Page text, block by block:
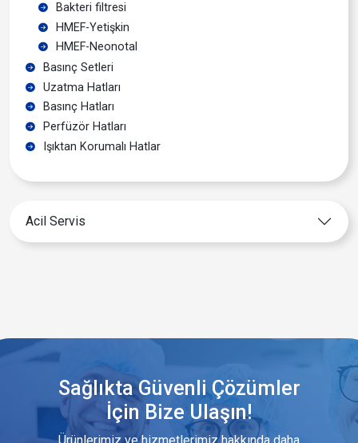
Bakteri filtresi
HMEF-Yetişkin
HMEF-Neonotal
Basınç Setleri
Uzatma Hatları
Basınç Hatları
Perfüzör Hatları
Işıktan Korumalı Hatlar
Acil Servis
Sağlıkta Güvenli Çözümler
İçin Bize Ulaşın!